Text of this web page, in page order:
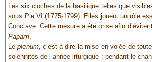
Les six cloches de la basilique telles que
sous Pie VI (1775-1799). Elles jouent un rôle
Conclave. Cette mesure a été prise afin
Papam.
Le plenum, c’est-à-dire la mise en volée de
solennités de l’année liturgique : pendant le